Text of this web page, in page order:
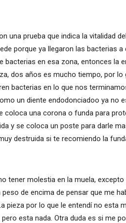
una prueba que indica la vitalidad
porque ya llegaron las bacterias
bacterias en esa zona, entonces la
dos años es mucho tiempo, por
bacterias en lo que nos
un diente endodonciadoo ya no
una corona o funda para
y se coloca un poste para darle
destruida si te recomiendo la
tener molestia en la muela,
de encima de pensar que me
pieza por lo que le entendí no esta
esta nada. Otra duda es si me